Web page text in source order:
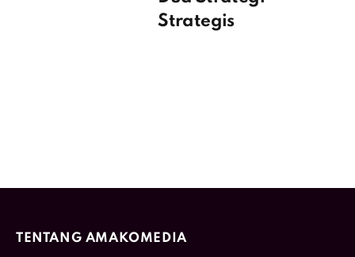
Strategis
TENTANG AMAKOMEDIA